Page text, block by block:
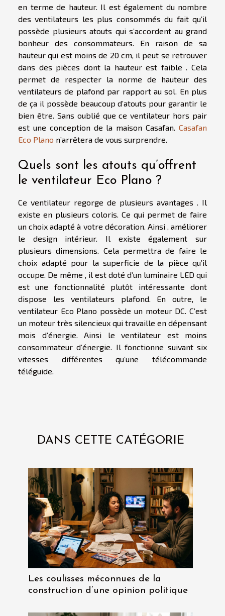
en terme de hauteur. Il est également du nombre
des ventilateurs les plus consommés du fait qu’il
possède plusieurs atouts qui s’accordent au grand
bonheur des consommateurs. En raison de sa
hauteur qui est moins de 20 cm, il peut se retrouver
dans des pièces dont la hauteur est faible . Cela
permet de respecter la norme de hauteur des
ventilateurs de plafond par rapport au sol. En plus
de ça il possède beaucoup d’atouts pour garantir le
bien être. Sans oublié que ce ventilateur hors pair
est une conception de la maison Casafan. Casafan
Eco Plano n’arrêtera de vous surprendre.
Quels sont les atouts qu’offrent
le ventilateur Eco Plano ?
Ce ventilateur regorge de plusieurs avantages . Il
existe en plusieurs coloris. Ce qui permet de faire
un choix adapté à votre décoration. Ainsi , améliorer
le design intérieur. Il existe également sur
plusieurs dimensions. Cela permettra de faire le
choix adapté pour la superficie de la pièce qu’il
occupe. De même , il est doté d’un luminaire LED qui
est une fonctionnalité plutôt intéressante dont
dispose les ventilateurs plafond. En outre, le
ventilateur Eco Plano possède un moteur DC. C’est
un moteur très silencieux qui travaille en dépensant
mois d’énergie. Ainsi le ventilateur est moins
consommateur d’énergie. Il fonctionne suivant six
vitesses différentes qu’une télécommande
téléguide.
DANS CETTE CATÉGORIE
Les coulisses méconnues de la
construction d’une opinion politique